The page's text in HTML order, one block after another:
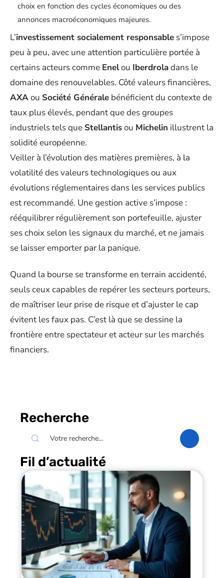
choix en fonction des cycles économiques ou des
annonces macroéconomiques majeures.
L’investissement socialement responsable s’impose
peu à peu, avec une attention particulière portée à
certains acteurs comme Enelou Iberdroladans le
domaine des renouvelables. Côté valeurs financières,
AXAou Société Générale bénéficient du contexte de
taux plus élevés, pendant que des groupes
industriels tels que Stellantisou Michelin illustrent la
solidité européenne.
Veiller à l’évolution des matières premières, à la
volatilité des valeurs technologiques ou aux
évolutions réglementaires dans les services publics
est recommandé. Une gestion active s’impose :
rééquilibrer régulièrement son portefeuille, ajuster
ses choix selon les signaux du marché, et ne jamais
se laisser emporter par la panique.
Quand la bourse se transforme en terrain accidenté,
seuls ceux capables de repérer les secteurs porteurs,
de maîtriser leur prise de risque et d’ajuster le cap
évitent les faux pas. C’est là que se dessine la
frontière entre spectateur et acteur sur les marchés
financiers.
Recherche
Fil d’actualité